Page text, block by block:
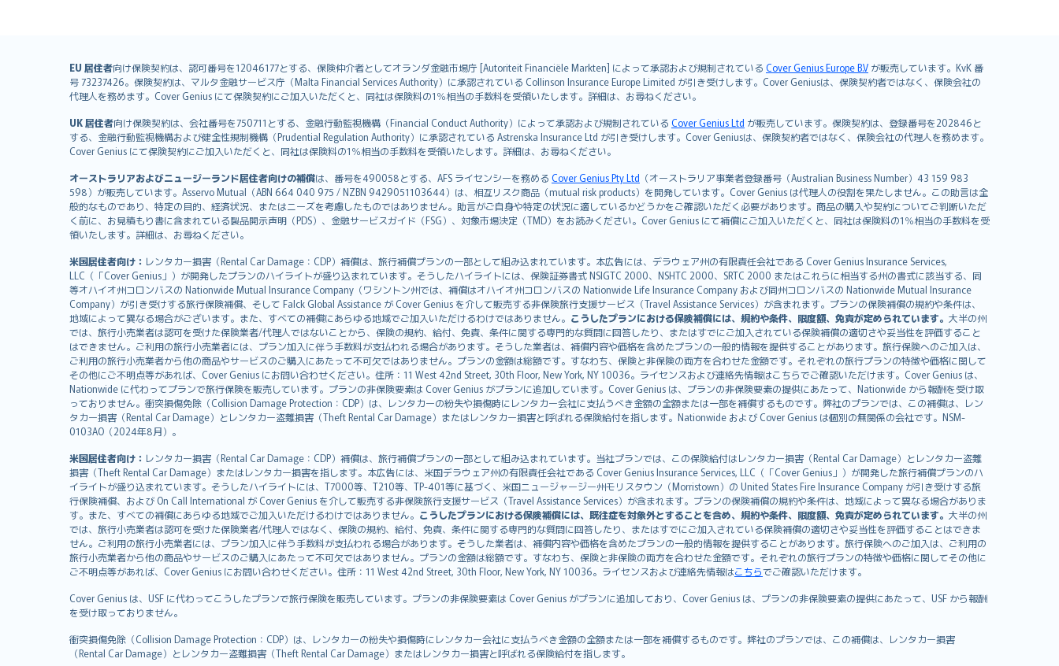
EU 居住者向け保険契約は、認可番号を12046177とする、保険仲介者としてオランダ金融市場庁 [Autoriteit Financiële Markten] によって承認および規制されている Cover Genius Europe B.V が販売しています。KvK 番
号 73237426。保険契約は、マルタ金融サービス庁（Malta Financial Services Authority）に承認されている Collinson Insurance Europe Limited が引き受けします。Cover Geniusは、保険契約者ではなく、保険会社の
代理人を務めます。Cover Genius にて保険契約にご加入いただくと、同社は保険料の1％相当の手数料を受領いたします。詳細は、お尋ねください。
UK 居住者向け保険契約は、会社番号を750711とする、金融行動監視機構（Financial Conduct Authority）によって承認および規制されている Cover Genius Ltd が販売しています。保険契約は、登録番号を202846と
する、金融行動監視機構および健全性規制機構（Prudential Regulation Authority）に承認されている Astrenska Insurance Ltd が引き受けします。Cover Geniusは、保険契約者ではなく、保険会社の代理人を務めます。
Cover Genius にて保険契約にご加入いただくと、同社は保険料の1％相当の手数料を受領いたします。詳細は、お尋ねください。
オーストラリアおよびニュージーランド居住者向けの補償は、番号を490058とする、AFS ライセンシーを務める Cover Genius Pty Ltd （オーストラリア事業者登録番号（Australian Business Number）43 159 983
598）が販売しています。Asservo Mutual（ABN 664 040 975 / NZBN 9429051103644）は、相互リスク商品（mutual risk products）を開発しています。Cover Genius は代理人の役割を果たしません。この助言は全
般的なものであり、特定の目的、経済状況、またはニーズを考慮したものではありません。助言がご自身や特定の状況に適しているかどうかをご確認いただく必要があります。商品の購入や契約についてご判断いただ
く前に、お見積もり書に含まれている製品開示声明（PDS）、金融サービスガイド（FSG）、対象市場決定（TMD）をお読みください。Cover Genius にて補償にご加入いただくと、同社は保険料の1％相当の手数料を受
領いたします。詳細は、お尋ねください。
米国居住者向け： レンタカー損害（Rental Car Damage：CDP）補償は、旅行補償プランの一部として組み込まれています。本広告には、デラウェア州の有限責任会社である Cover Genius Insurance Services,
LLC（「Cover Genius」）が開発したプランのハイライトが盛り込まれています。そうしたハイライトには、保険証券書式 NSIGTC 2000、NSHTC 2000、SRTC 2000 またはこれらに相当する州の書式に該当する、同
等オハイオ州コロンバスの Nationwide Mutual Insurance Company（ワシントン州では、補償はオハイオ州コロンバスの Nationwide Life Insurance Company および同州コロンバスの Nationwide Mutual Insurance
Company）が引き受けする旅行保険補償、そして Falck Global Assistance が Cover Genius を介して販売する非保険旅行支援サービス（Travel Assistance Services）が含まれます。プランの保険補償の規約や条件は、
地域によって異なる場合がございます。また、すべての補償にあらゆる地域でご加入いただけるわけではありません。 こうしたプランにおける保険補償には、規約や条件、限度額、免責が定められています。 大半の州
では、旅行小売業者は認可を受けた保険業者/代理人ではないことから、保険の規約、給付、免責、条件に関する専門的な質問に回答したり、またはすでにご加入されている保険補償の適切さや妥当性を評価すること
はできません。ご利用の旅行小売業者には、プラン加入に伴う手数料が支払われる場合があります。そうした業者は、補償内容や価格を含めたプランの一般的情報を提供することがあります。旅行保険へのご加入は、
ご利用の旅行小売業者から他の商品やサービスのご購入にあたって不可欠ではありません。プランの金額は総額です。すなわち、保険と非保険の両方を合わせた金額です。それぞれの旅行プランの特徴や価格に関して
その他にご不明点等があれば、Cover Genius にお問い合わせください。住所：11 West 42nd Street, 30th Floor, New York, NY 10036。ライセンスおよび連絡先情報はこちらでご確認いただけます。Cover Genius は、
Nationwide に代わってプランで旅行保険を販売しています。プランの非保険要素は Cover Genius がプランに追加しています。Cover Genius は、プランの非保険要素の提供にあたって、Nationwide から報酬を受け取
っておりません。衝突損傷免除（Collision Damage Protection：CDP）は、レンタカーの紛失や損傷時にレンタカー会社に支払うべき金額の全額または一部を補償するものです。弊社のプランでは、この補償は、レン
タカー損害（Rental Car Damage）とレンタカー盗難損害（Theft Rental Car Damage）またはレンタカー損害と呼ばれる保険給付を指します。Nationwide および Cover Genius は個別の無関係の会社です。NSM-
0103AO（2024年8月）。
米国居住者向け： レンタカー損害（Rental Car Damage：CDP）補償は、旅行補償プランの一部として組み込まれています。当社プランでは、この保険給付はレンタカー損害（Rental Car Damage）とレンタカー盗難
損害（Theft Rental Car Damage）またはレンタカー損害を指します。本広告には、米国デラウェア州の有限責任会社である Cover Genius Insurance Services, LLC（「Cover Genius」）が開発した旅行補償プランのハ
イライトが盛り込まれています。そうしたハイライトには、T7000等、T210等、TP-401等に基づく、米国ニュージャージー州モリスタウン（Morristown）の United States Fire Insurance Company が引き受けする旅
行保険補償、および On Call International が Cover Genius を介して販売する非保険旅行支援サービス（Travel Assistance Services）が含まれます。プランの保険補償の規約や条件は、地域によって異なる場合がありま
す。また、すべての補償にあらゆる地域でご加入いただけるわけではありません。 こうしたプランにおける保険補償には、既往症を対象外とすることを含め、規約や条件、限度額、免責が定められています。 大半の州
では、旅行小売業者は認可を受けた保険業者/代理人ではなく、保険の規約、給付、免責、条件に関する専門的な質問に回答したり、またはすでにご加入されている保険補償の適切さや妥当性を評価することはできま
せん。ご利用の旅行小売業者には、プラン加入に伴う手数料が支払われる場合があります。そうした業者は、補償内容や価格を含めたプランの一般的情報を提供することがあります。旅行保険へのご加入は、ご利用の
旅行小売業者から他の商品やサービスのご購入にあたって不可欠ではありません。プランの金額は総額です。すなわち、保険と非保険の両方を合わせた金額です。それぞれの旅行プランの特徴や価格に関してその他に
ご不明点等があれば、Cover Genius にお問い合わせください。住所：11 West 42nd Street, 30th Floor, New York, NY 10036。ライセンスおよび連絡先情報はこちらでご確認いただけます。
Cover Genius は、USF に代わってこうしたプランで旅行保険を販売しています。プランの非保険要素は Cover Genius がプランに追加しており、Cover Genius は、プランの非保険要素の提供にあたって、USF から報酬
を受け取っておりません。
衝突損傷免除（Collision Damage Protection：CDP）は、レンタカーの紛失や損傷時にレンタカー会社に支払うべき金額の全額または一部を補償するものです。弊社のプランでは、この補償は、レンタカー損害
（Rental Car Damage）とレンタカー盗難損害（Theft Rental Car Damage）またはレンタカー損害と呼ばれる保険給付を指します。
English (UK)
English (US)
Deutsch
français
Nederlands
italiano
简体中文
繁體中文
Português
polski
עברית
Português
svenska
日本語
한국어
dansk
norsk
suomi
العربيّة
česky
Русский
ภาษาไทย
български
català
Hrvatski
eesti
Ελληνικά
Magyar
Íslenska
Bahasa Indonesia